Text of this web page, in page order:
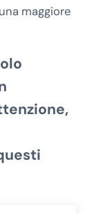
maggiore